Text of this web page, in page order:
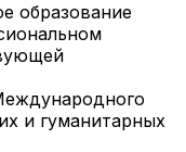
образование
и гуманитарных